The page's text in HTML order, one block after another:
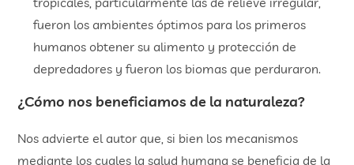
fueron los ambientes óptimos para los primeros
humanos obtener su alimento y protección de
depredadores y fueron los biomas que perduraron.
¿Cómo nos beneficiamos de la naturaleza?
Nos advierte el autor que, si bien los mecanismos
mediante los cuales la salud humana se beneficia de la